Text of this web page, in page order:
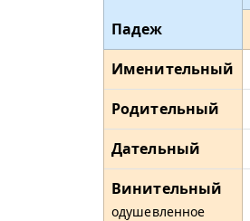
Падеж
Именительный
Родительный
Дательный
Винительный
одушевленное